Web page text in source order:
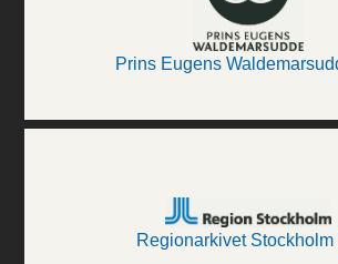
Prins Eugens
Regionarkivet Stockholm